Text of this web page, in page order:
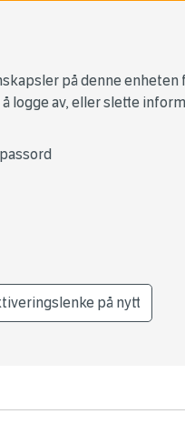
på denne enheten
logge av, eller slette
på nytt